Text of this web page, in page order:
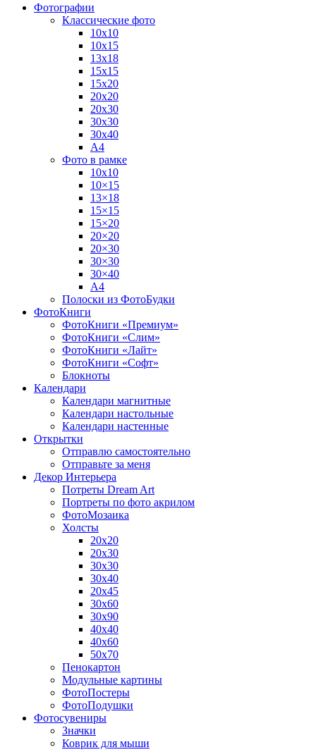
Фотографии
Классические фото
10х10
10х15
13х18
15х15
15х20
20х20
20х30
30х30
30х40
А4
Фото в рамке
10х10
10×15
13×18
15×15
15×20
20×20
20×30
30×30
30×40
A4
Полоски из ФотоБудки
ФотоКниги
ФотоКниги «Премиум»
ФотоКниги «Слим»
ФотоКниги «Лайт»
ФотоКниги «Софт»
Блокноты
Календари
Календари магнитные
Календари настольные
Календари настенные
Открытки
Отправлю самостоятельно
Отправьте за меня
Декор Интерьера
Потреты Dream Art
Портреты по фото акрилом
ФотоМозаика
Холсты
20х20
20х30
30х30
30х40
20х45
30х60
30х90
40х40
40х60
50х70
Пенокартон
Модульные картины
ФотоПостеры
ФотоПодушки
Фотоcувениры
Значки
Коврик для мыши